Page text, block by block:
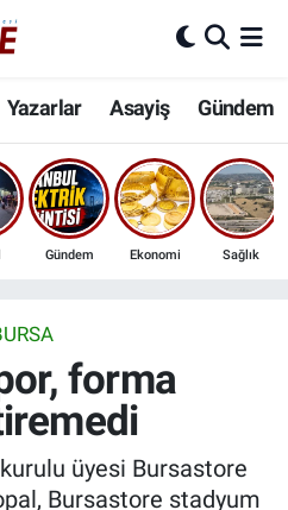
Yazarlar Asayiş Gündem
Gündem Ekonomi Sağlık
forma
üyesi Bursastore
Bursastore stadyum